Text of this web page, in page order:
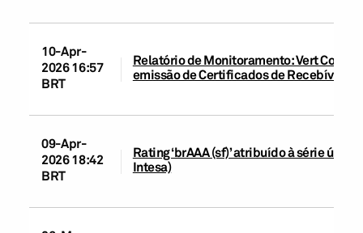
10-Apr-
2026 16:57
BRT
Relatório de Monitoramento: Vert
emissão de Certificados de Recebíveis
09-Apr-
2026 18:42
BRT
Rating ‘brAAA (sf)’ atribuído à série
Intesa)